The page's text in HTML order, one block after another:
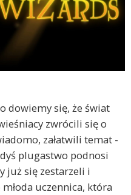
dowiemy się, że świat
zwrócili się o
załatwili temat -
plugastwo podnosi
już się zestarzeli i
uczennica, która